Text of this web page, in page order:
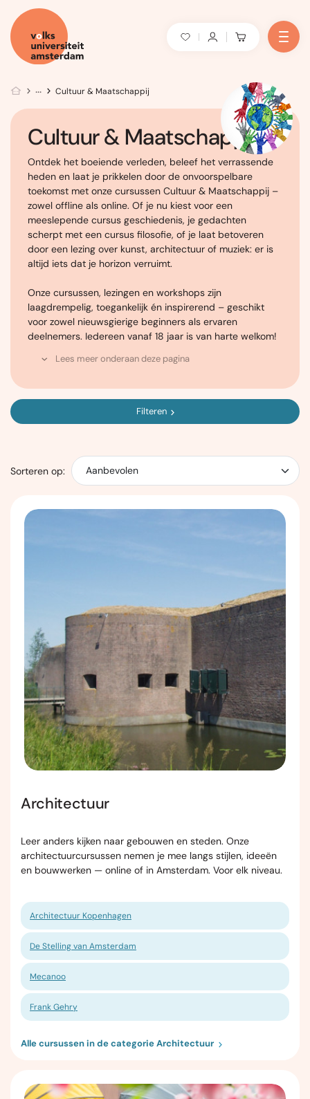
Cultuur & Maatschappij
Cultuur & Maatschappij
Ontdek het boeiende verleden, beleef het verrassende
heden en laat je prikkelen door de onvoorspelbare
toekomst met onze cursussen Cultuur & Maatschappij –
zowel offline als online. Of je nu kiest voor een
meeslepende cursus geschiedenis, je gedachten
scherpt met een cursus filosofie, of je laat betoveren
door een lezing over kunst, architectuur of muziek: er is
altijd iets dat je horizon verruimt.
Onze cursussen, lezingen en workshops zijn
laagdrempelig, toegankelijk én inspirerend – geschikt
voor zowel nieuwsgierige beginners als ervaren
deelnemers. Iedereen vanaf 18 jaar is van harte welkom!
Lees meer onderaan deze pagina
Filteren
Sorteren op:
Architectuur
Leer anders kijken naar gebouwen en steden. Onze
architectuurcursussen nemen je mee langs stijlen, ideeën
en bouwwerken — online of in Amsterdam. Voor elk niveau.
Architectuur Kopenhagen
De Stelling van Amsterdam
Mecanoo
Frank Gehry
Alle cursussen in de categorie Architectuur